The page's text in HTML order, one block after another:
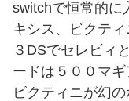
switchで恒常的に
キシス、ビクテ
３DSでセレビィ
ードは５００マ
ビクティニが幻